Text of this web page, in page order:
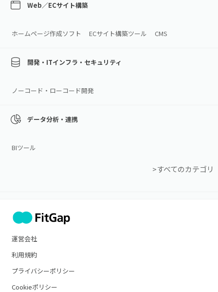
Web／ECサイト構築
ホームページ作成ソフト ECサイト構築ツール CMS
開発・ITインフラ・セキュリティ
ノーコード・ローコード開発
データ分析・連携
BIツール
>すべてのカテゴリ
運営会社
利用規約
プライバシーポリシー
Cookieポリシー